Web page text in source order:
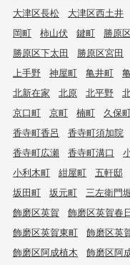
大津区長松
大津区西土井
岡町
柿山伏 鍵町 勝原
勝原区下太田
勝原区宮田
上手野
神屋町 亀井町
北新在家
北原 北平野
京口町
京町 楠町 久保
香寺町香呂
香寺町須加院
香寺町広瀬
香寺町溝口
小利木町
紺屋町 五軒邸
坂田町
坂元町 三左衛門
飾磨区英賀
飾磨区英賀春
飾磨区英賀東町
飾磨区英
飾磨区阿成植木
飾磨区阿